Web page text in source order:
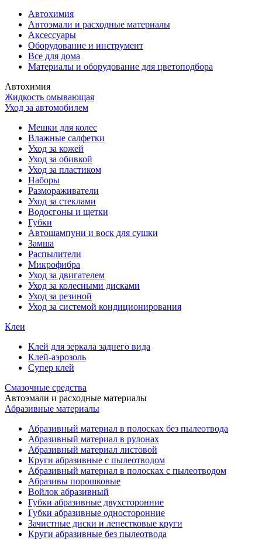
Автохимия
Автоэмали и расходные материалы
Аксессуары
Оборудование и инструмент
Все для дома
Материалы и оборудование для цветоподбора
Автохимия
Жидкость омывающая
Уход за автомобилем
Мешки для колес
Влажные салфетки
Уход за кожей
Уход за обивкой
Уход за пластиком
Наборы
Размораживатели
Уход за стеклами
Водосгоны и щетки
Губки
Автошампуни и воск для сушки
Замша
Распылители
Микрофибра
Уход за двигателем
Уход за колесными дисками
Уход за резиной
Уход за системой кондиционирования
Клеи
Клей для зеркала заднего вида
Клей-аэрозоль
Супер клей
Смазочные средства
Автоэмали и расходные материалы
Абразивные материалы
Абразивный материал в полосках без пылеотвода
Абразивный материал в рулонах
Абразивный материал листовой
Круги абразивные с пылеотводом
Абразивный материал в полосках с пылеотводом
Абразивы порошковые
Войлок абразивный
Губки абразивные двухсторонние
Губки абразивные односторонние
Зачистные диски и лепестковые круги
Круги абразивные без пылеотвода